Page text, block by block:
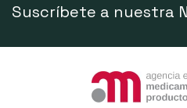
Suscríbete a nuestra